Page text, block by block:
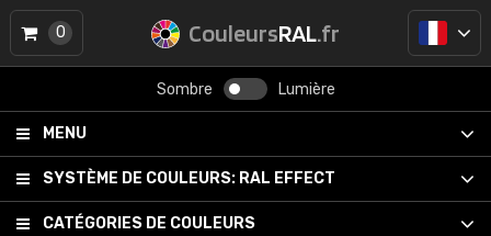
CouleursRAL.fr
Sombre Lumière
MENU
SYSTÈME DE COULEURS: RAL EFFECT
CATÉGORIES DE COULEURS
0